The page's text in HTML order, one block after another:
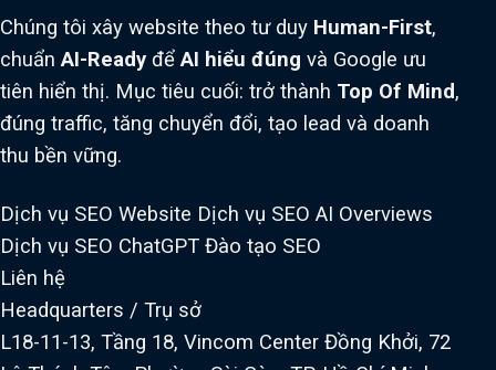
Chúng tôi xây website theo tư duy Human-First,
chuẩnAI-Ready đểAI hiểu đúng và Google ưu
tiên hiển thị. Mục tiêu cuối: trở thành Top Of Mind,
đúng traffic, tăng chuyển đổi, tạo lead và doanh
thu bền vững.
Dịch vụ SEO Website Dịch vụ SEO AI Overviews
Dịch vụ SEO ChatGPT Đào tạo SEO
Liên hệ
Headquarters / Trụ sở
L18-11-13, Tầng 18, Vincom Center Đồng Khởi, 72